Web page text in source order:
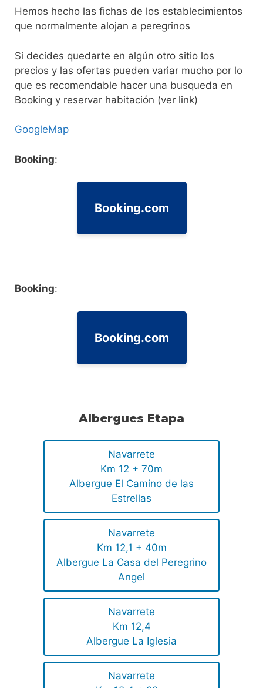
Hemos hecho las fichas de los establecimientos
que normalmente alojan a peregrinos
Si decides quedarte en algún otro sitio los
precios y las ofertas pueden variar mucho por lo
que es recomendable hacer una busqueda en
Booking y reservar habitación (ver link)
GoogleMap
Booking:
Booking.com
Booking:
Booking.com
Albergues Etapa
Navarrete
Km 12 + 70m
Albergue El Camino de las
Estrellas
Navarrete
Km 12,1 + 40m
Albergue La Casa del Peregrino
Angel
Navarrete
Km 12,4
Albergue La Iglesia
Navarrete